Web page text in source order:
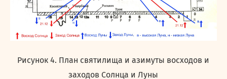
Рисунок 4. План святилища и азимуты восходов и
заходов Солнца и Луны